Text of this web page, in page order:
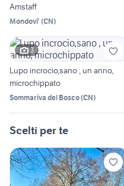
Amstaff
Mondovi' (CN)
3
Lupo incrocio,sano , un anno,
microchippato
Sommariva del Bosco(CN)
Scelti per te